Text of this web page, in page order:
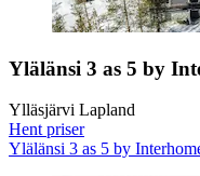
Ylälänsi 3 as 5 by
Ylläsjärvi Lapland
Hent priser
Ylälänsi 3 as 5 by